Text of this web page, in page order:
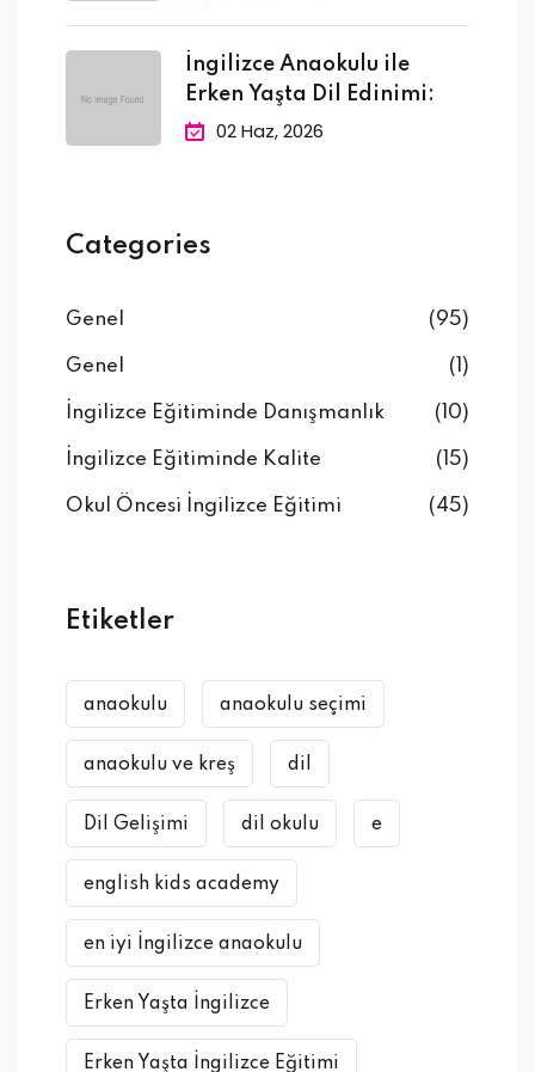
İngilizce Anaokulu ile
Erken Yaşta Dil Edinimi:
02 Haz, 2026
Categories
Genel (95)
Genel (1)
İngilizce Eğitiminde Danışmanlık (10)
İngilizce Eğitiminde Kalite (15)
Okul Öncesi İngilizce Eğitimi (45)
Etiketler
anaokulu anaokulu seçimi
anaokulu ve kreş dil
Dil Gelişimi dil okulu e
english kids academy
en iyi İngilizce anaokulu
Erken Yaşta İngilizce
Erken Yaşta İngilizce Eğitimi